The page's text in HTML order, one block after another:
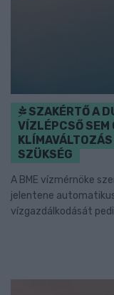
SZAKÉRTŐ A
VÍZLÉPCSŐ SEM
SZÜKSÉG
A BME vízmérnöke
jelentene
vízgazdálkodását